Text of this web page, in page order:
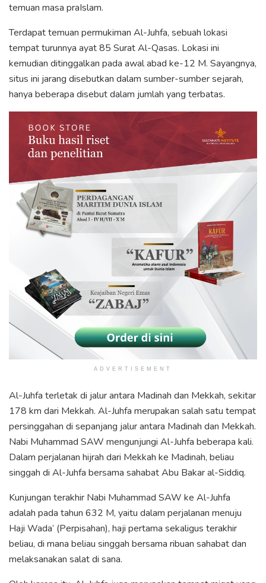
temuan masa praIslam.
Terdapat temuan permukiman Al-Juhfa, sebuah lokasi
tempat turunnya ayat 85 Surat Al-Qasas. Lokasi ini
kemudian ditinggalkan pada awal abad ke-12 M. Sayangnya,
situs ini jarang disebutkan dalam sumber-sumber sejarah,
hanya beberapa disebut dalam jumlah yang terbatas.
ADVERTISEMENT
Al-Juhfa terletak di jalur antara Madinah dan Mekkah, sekitar
178 km dari Mekkah. Al-Juhfa merupakan salah satu tempat
persinggahan di sepanjang jalur antara Madinah dan Mekkah.
Nabi Muhammad SAW mengunjungi Al-Juhfa beberapa kali.
Dalam perjalanan hijrah dari Mekkah ke Madinah, beliau
singgah di Al-Juhfa bersama sahabat Abu Bakar al-Siddiq.
Kunjungan terakhir Nabi Muhammad SAW ke Al-Juhfa
adalah pada tahun 632 M, yaitu dalam perjalanan menuju
Haji Wada’ (Perpisahan), haji pertama sekaligus terakhir
beliau, di mana beliau singgah bersama ribuan sahabat dan
melaksanakan salat di sana.